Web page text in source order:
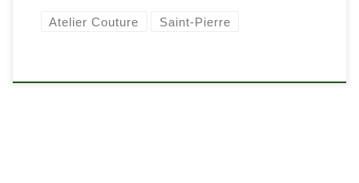
Atelier Couture Saint-Pierre